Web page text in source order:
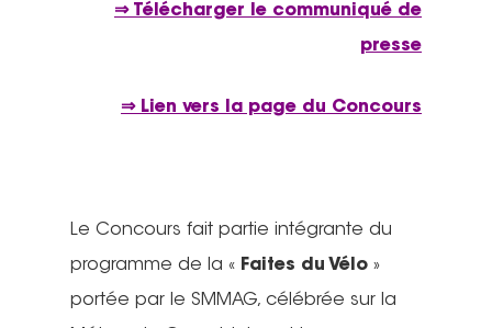
⇒ Télécharger le communiqué de
presse
⇒ Lien vers la page du Concours
Le Concours fait partie intégrante du
programme de la « Faites du Vélo »
portée par le SMMAG, célébrée sur la